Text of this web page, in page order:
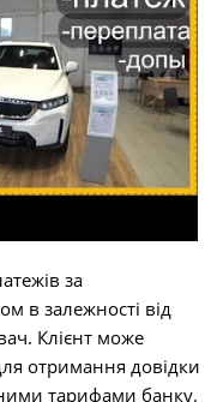
за
в залежності від
Клієнт може
отримання довідки
тарифами банку.